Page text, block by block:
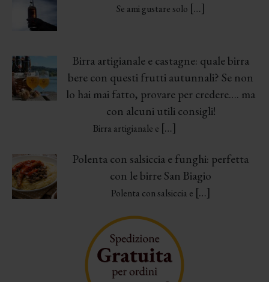
Se ami gustare solo […]
Birra artigianale e castagne: quale birra
bere con questi frutti autunnali? Se non
lo hai mai fatto, provare per credere…. ma
con alcuni utili consigli!
Birra artigianale e […]
Polenta con salsiccia e funghi: perfetta
con le birre San Biagio
Polenta con salsiccia e […]